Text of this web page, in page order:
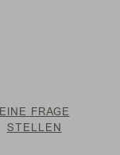
EINE FRAGE
STELLEN